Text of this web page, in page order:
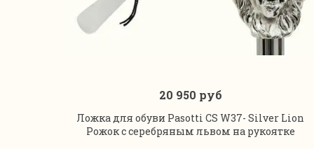
В корзину
20 950 руб
Ложка для обуви Pasotti CS W37- Silver Lion
Рожок с серебряным львом на рукоятке